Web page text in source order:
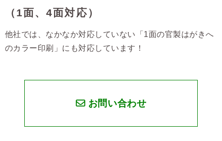
（1面、4面対応）
他社では、なかなか対応していない「1面の官製はがきへ
のカラー印刷」にも対応しています！
お問い合わせ